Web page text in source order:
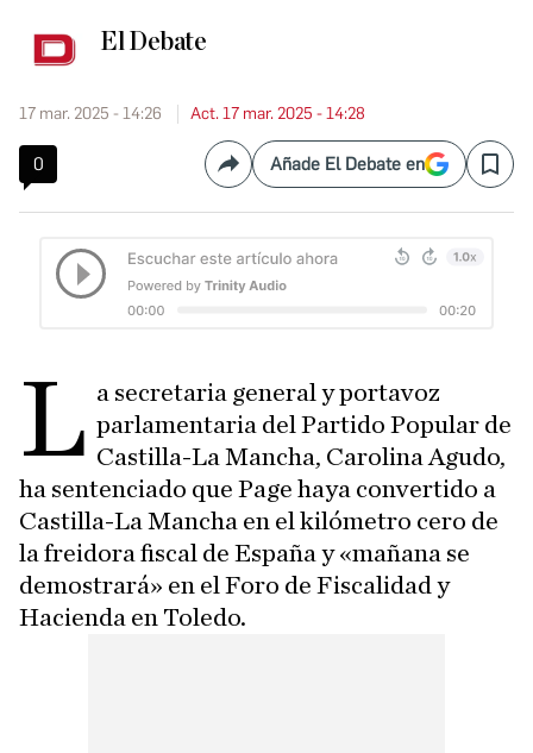
El Debate
17 mar. 2025 - 14:26 Act. 17 mar. 2025 - 14:28
0 CompartirAñade El Debate en Save
L a secretaria general y portavoz
parlamentaria del Partido Popular de
Castilla-La Mancha, Carolina Agudo,
ha sentenciado que Page haya convertido a
Castilla-La Mancha en el kilómetro cero de
la freidora fiscal de España y «mañana se
demostrará» en el Foro de Fiscalidad y
Hacienda en Toledo.